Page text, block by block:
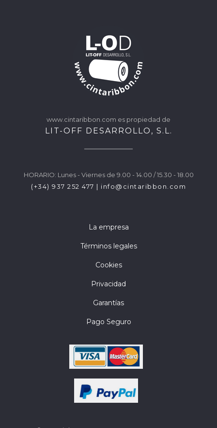
www.cintaribbon.com es propiedad de
LIT-OFF DESARROLLO, S.L.
HORARIO: Lunes - Viernes de 9.00 - 14.00 / 15.30 - 18.00
(+34) 937 252 477 | info@cintaribbon.com
La empresa
Términos legales
Cookies
Privacidad
Garantías
Pago Seguro